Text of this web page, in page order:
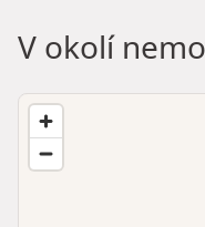
V okolí